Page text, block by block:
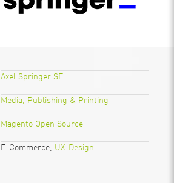
Axel Springer SE
Media, Publishing & Printing
Magento Open Source
E-Commerce, UX-Design